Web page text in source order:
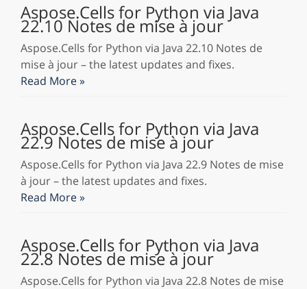
Aspose.Cells for Python via Java
22.10 Notes de mise à jour
Aspose.Cells for Python via Java 22.10 Notes de
mise à jour – the latest updates and fixes.
Read More »
Aspose.Cells for Python via Java
22.9 Notes de mise à jour
Aspose.Cells for Python via Java 22.9 Notes de mise
à jour – the latest updates and fixes.
Read More »
Aspose.Cells for Python via Java
22.8 Notes de mise à jour
Aspose.Cells for Python via Java 22.8 Notes de mise